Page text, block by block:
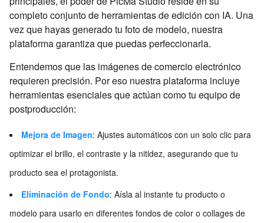
completo conjunto de herramientas de edición con IA. Una
vez que hayas generado tu foto de modelo, nuestra
plataforma garantiza que puedas perfeccionarla.
Entendemos que las imágenes de comercio electrónico
requieren precisión. Por eso nuestra plataforma incluye
herramientas esenciales que actúan como tu equipo de
postproducción:
Mejora de Imagen: Ajustes automáticos con un solo clic para
optimizar el brillo, el contraste y la nitidez, asegurando que tu
producto sea el protagonista.
Eliminación de Fondo: Aísla al instante tu producto o
modelo para usarlo en diferentes fondos de color o collages de